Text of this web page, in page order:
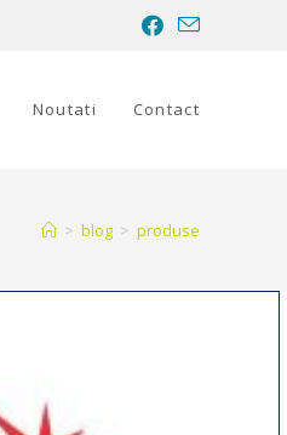
Noutati Contact
> blog > produse